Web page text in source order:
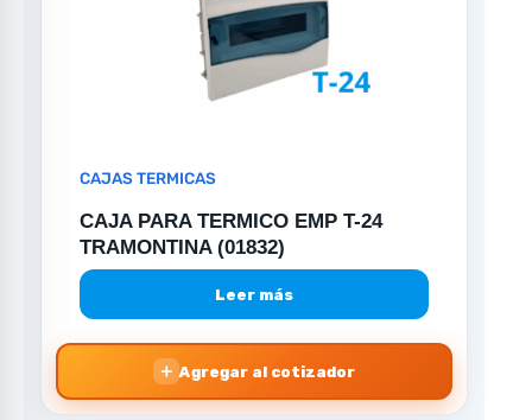
CAJAS TERMICAS
CAJA PARA TERMICO EMP T-24
TRAMONTINA (01832)
Leer más
＋ Agregar al cotizador